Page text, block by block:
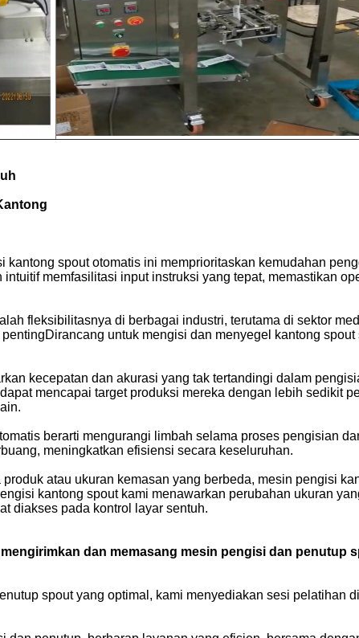
kantong spout otomatis ini memprioritaskan kemudahan
memfasilitasi input instruksi yang tepat, memastikan
fleksibilitasnya di berbagai industri, terutama di sektor
untuk mengisi dan menyegel kantong
kecepatan dan akurasi yang tak tertandingi dalam
mencapai target produksi mereka dengan lebih sedikit
berarti mengurangi limbah selama proses pengisian
meningkatkan efisiensi secara keseluruhan.
atau ukuran kemasan yang berbeda, mesin pengisi
kantong spout kami menawarkan perubahan ukuran
diakses pada kontrol layar sentuh.
dan memasang mesin pengisi dan penutup
spout yang optimal, kami menyediakan sesi pelatihan